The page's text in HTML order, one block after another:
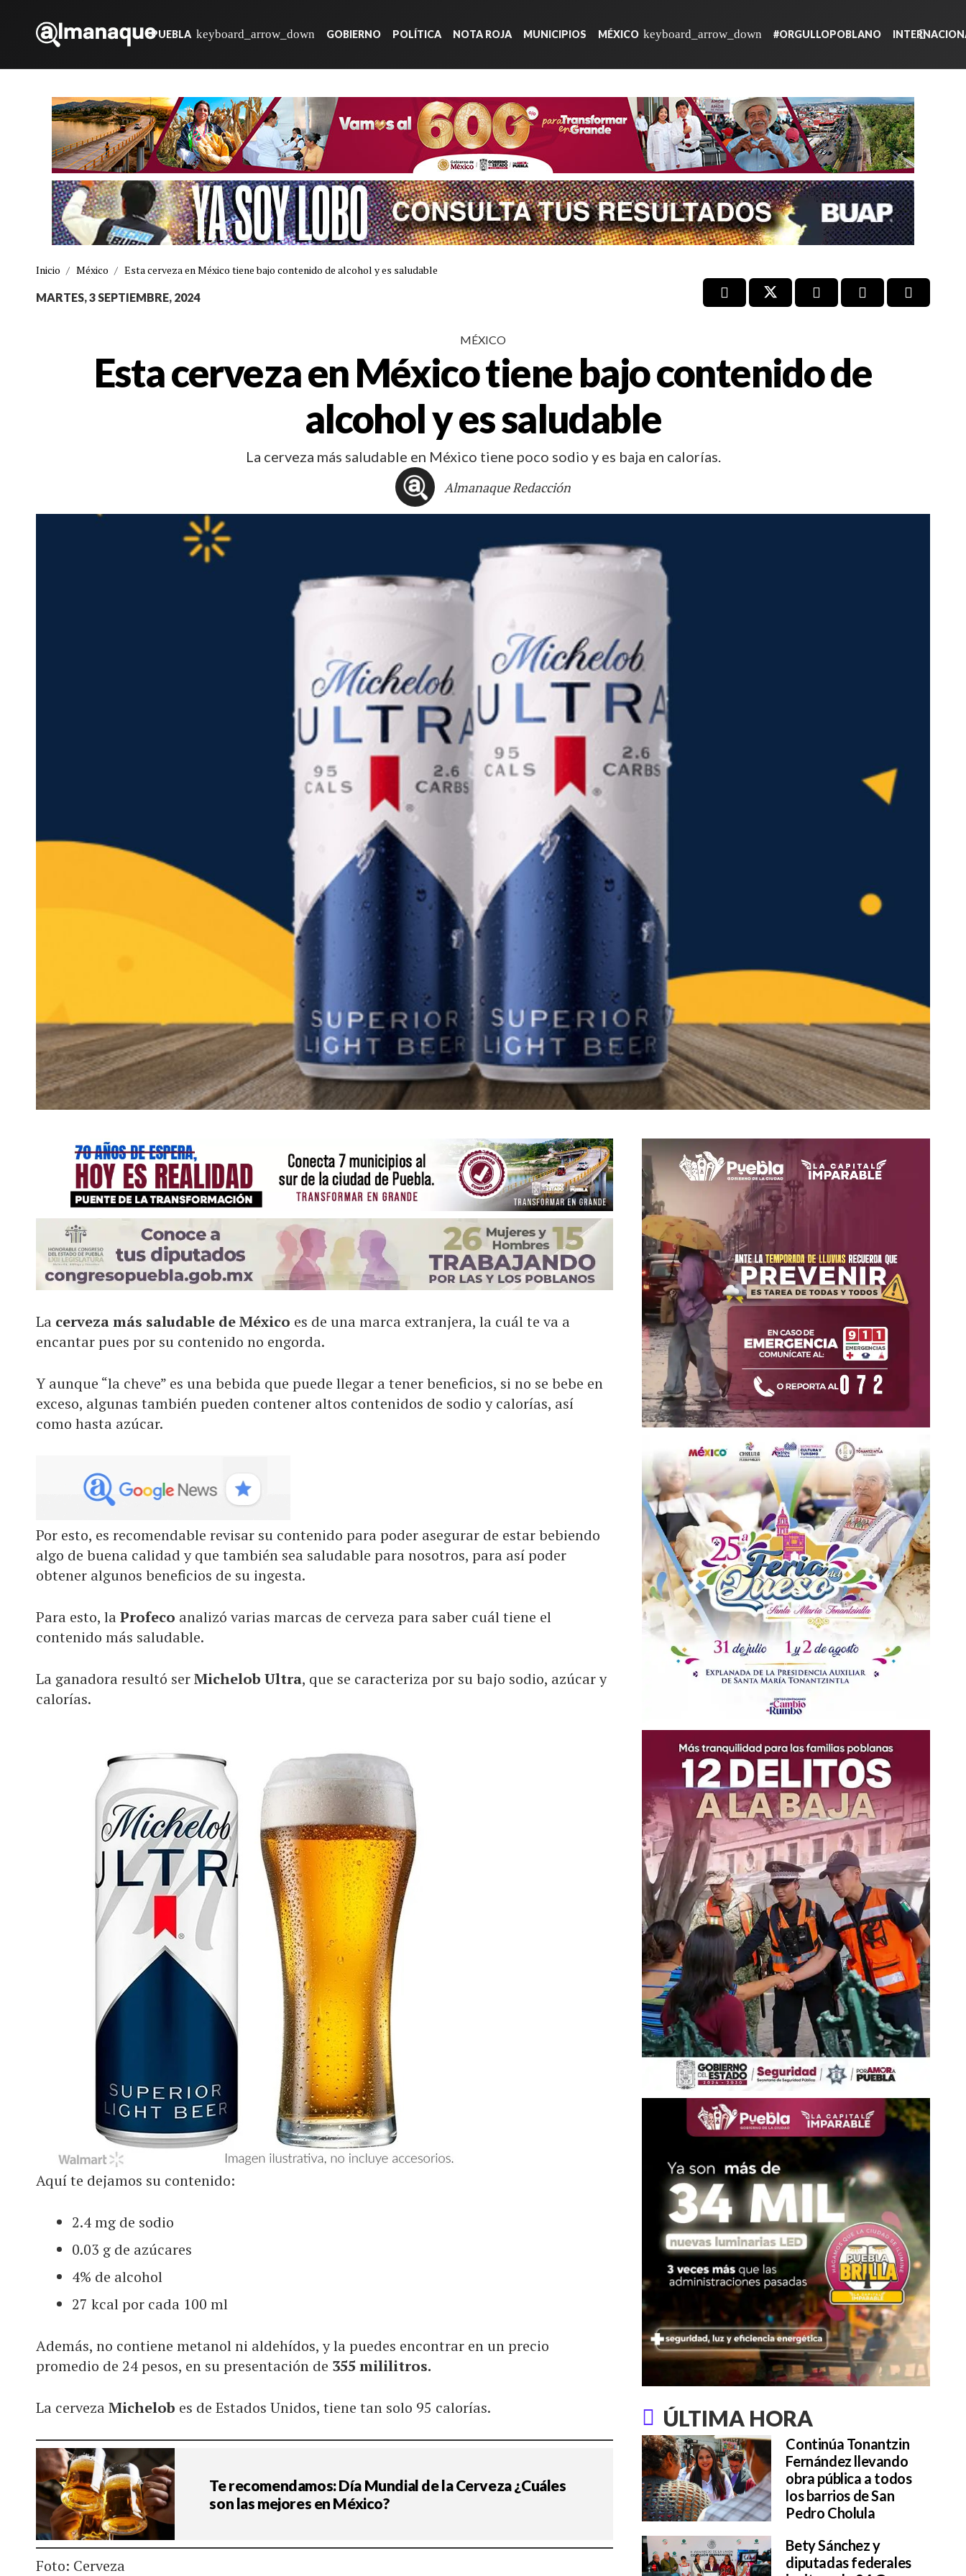
PUEBLA GOBIERNO POLÍTICA NOTA ROJA MUNICIPIOS MÉXICO #ORGULLOPOBLANO
Inicio / México / Esta cerveza en México tiene bajo contenido de alcohol y es saludable
MARTES, 3 SEPTIEMBRE, 2024
MÉXICO
Esta cerveza en México tiene bajo contenido de
alcohol y es saludable
La cerveza más saludable en México tiene poco sodio y es baja en calorías.
Almanaque Redacción
La cerveza más saludable de México es de una marca extranjera, la cuál te va a
encantar pues por su contenido no engorda.
Y aunque “la cheve” es una bebida que puede llegar a tener beneficios, si no se bebe en
exceso, algunas también pueden contener altos contenidos de sodio y calorías, así
como hasta azúcar.
Por esto, es recomendable revisar su contenido para poder asegurar de estar bebiendo
algo de buena calidad y que también sea saludable para nosotros, para así poder
obtener algunos beneficios de su ingesta.
Para esto, laProfeco analizó varias marcas de cerveza para saber cuál tiene el
contenido más saludable.
La ganadora resultó serMichelob Ultra, que se caracteriza por su bajo sodio, azúcar y
calorías.
Aquí te dejamos su contenido:
2.4 mg de sodio
0.03 g de azúcares
4% de alcohol
27 kcal por cada 100 ml
Además, no contiene metanol ni aldehídos, y la puedes encontrar en un precio
promedio de 24 pesos, en su presentación de 355 mililitros.
La cervezaMichelob es de Estados Unidos, tiene tan solo 95 calorías.
Te recomendamos: Día Mundial de la Cerveza ¿Cuáles
son las mejores en México?
Foto: Cerveza
ÚLTIMA HORA
Continúa Tonantzin
Fernández llevando
obra pública a todos
los barrios de San
Pedro Cholula
Bety Sánchez y
diputadas federales